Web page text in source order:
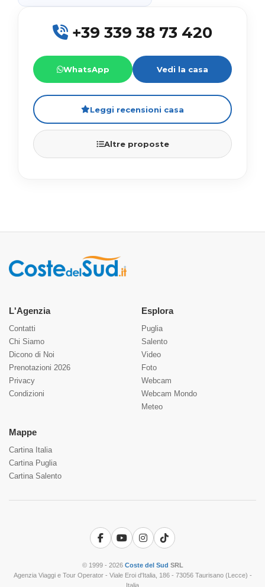
+39 339 38 73 420
WhatsApp Vedi la casa
Leggi recensioni casa
Altre proposte
L'Agenzia
Contatti
Chi Siamo
Dicono di Noi
Prenotazioni 2026
Privacy
Condizioni
Esplora
Puglia
Salento
Video
Foto
Webcam
Webcam Mondo
Meteo
Mappe
Cartina Italia
Cartina Puglia
Cartina Salento
Facebook
YouTubeInstagram
TikTok
© 1999 - 2026 Coste del Sud SRL
Agenzia Viaggi e Tour Operator - Viale Eroi d'Italia, 186 - 73056 Taurisano (Lecce) -
Italia